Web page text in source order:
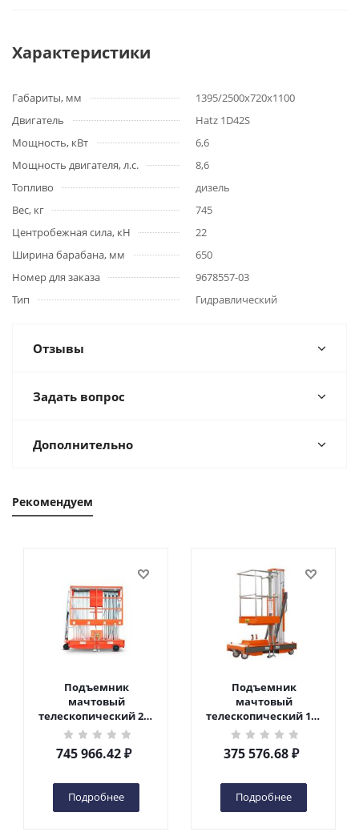
Характеристики
Габариты, мм
1395/2500x720x1100
Двигатель
Hatz 1D42S
Мощность, кВт
6,6
Мощность двигателя, л.с.
8,6
Топливо
дизель
Вес, кг
745
Центробежная сила, кН
22
Ширина барабана, мм
650
Номер для заказа
9678557-03
Тип
Гидравлический
Отзывы
Задать вопрос
Дополнительно
Рекомендуем
Подъемник
мачтовый
телескопический 200
кг 10 м TOR GTWY10-
200S DC 2-мачтовый
(автономный) (N) в
745 966.42₽
Подробнее
Подъемник
мачтовый
телескопический 125
кг 6 м TOR GTWY6-100
DC 1-мачтовый
(автономный) (G) в
375 576.68₽
Подробнее